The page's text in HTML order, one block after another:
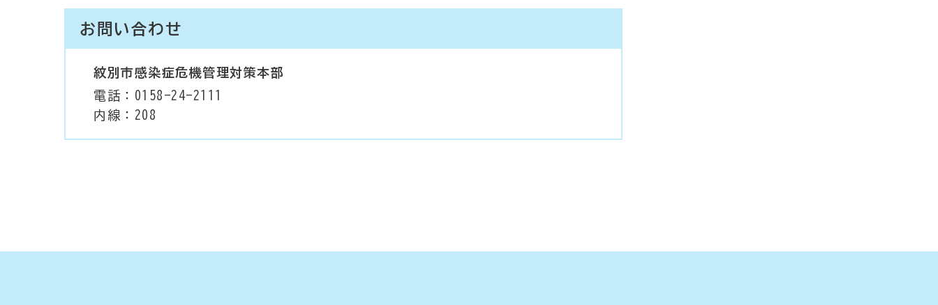
お問い合わせ
紋別市感染症危機管理対策本部
電話：0158-24-2111
内線：208